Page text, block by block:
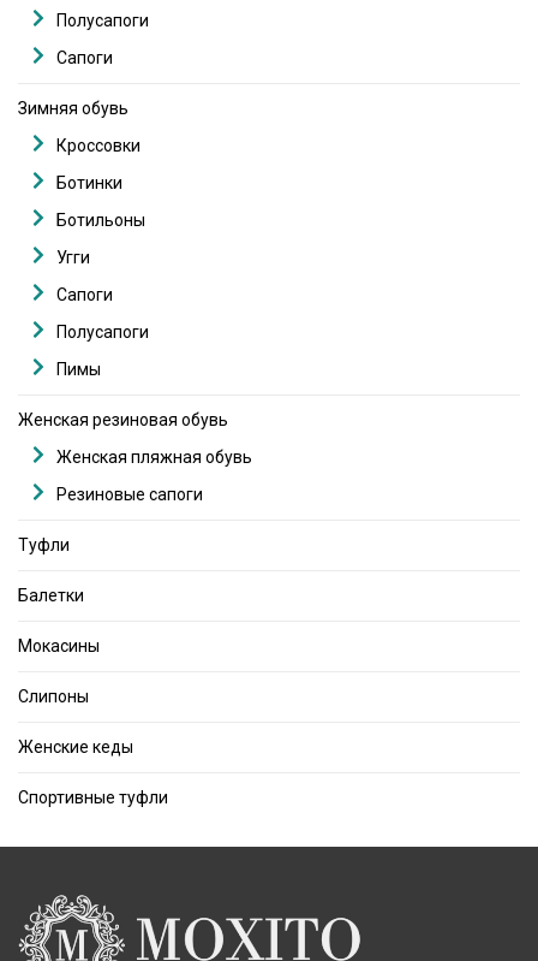
Полусапоги
Сапоги
Зимняя обувь
Кроссовки
Ботинки
Ботильоны
Угги
Сапоги
Полусапоги
Пимы
Женская резиновая обувь
Женская пляжная обувь
Резиновые сапоги
Туфли
Балетки
Мокасины
Слипоны
Женские кеды
Спортивные туфли